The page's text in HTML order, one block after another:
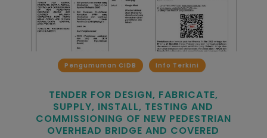
Pengumuman CIDB Info Terkini
TENDER FOR DESIGN, FABRICATE,
SUPPLY, INSTALL, TESTING AND
COMMISSIONING OF NEW PEDESTRIAN
OVERHEAD BRIDGE AND COVERED